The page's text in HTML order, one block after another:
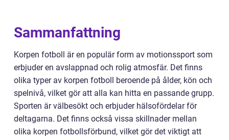
Sammanfattning
Korpen fotboll är en populär form av motionssport som
erbjuder en avslappnad och rolig atmosfär. Det finns
olika typer av korpen fotboll beroende på ålder, kön och
spelnivå, vilket gör att alla kan hitta en passande grupp.
Sporten är välbesökt och erbjuder hälsofördelar för
deltagarna. Det finns också vissa skillnader mellan
olika korpen fotbollsförbund, vilket gör det viktigt att